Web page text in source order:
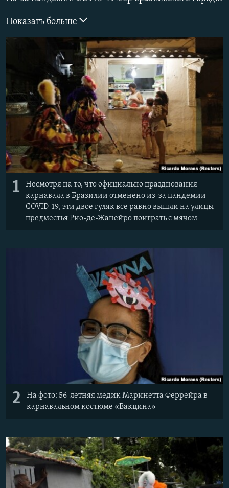
УКРАИНСКАЯ ПРОБЛЕМА КРЫМА
Все сайты RFE/RL
Показать больше
1
Несмотря на то, что официально празднования
карнавала в Бразилии отменено из-за пандемии
COVID-19, эти двое гуляк все равно вышли на улицы
предместья Рио-де-Жанейро поиграть с мячом
2
На фото: 56-летняя медик Маринетта Феррейра в
карнавальном костюме «Вакцина»